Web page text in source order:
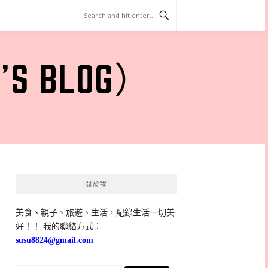
）
關於我
美食、親子、旅遊、生活，紀錄生活一切美
好！！ 我的聯絡方式：
susu8824@gmail.com